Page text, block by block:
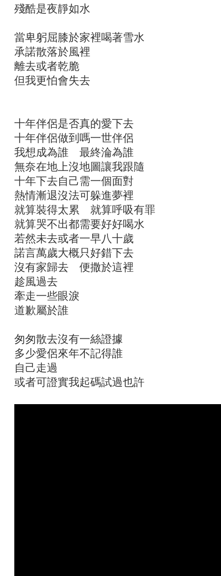
殘酷是夜靜如水
當卑躬屈膝於家裡喝著雪水
承諾散落於風裡
離去或者乾脆
但我更怕會失去
十年伴侶是否真的愛下去
十年伴侶做到嗎一世伴侶
我想成為誰 最終淪為誰
無奈在地上沒地圖讓我跟隨
十年下去自己需一個面對
熱情漸退沒法可躲進夢裡
就算裝得太累 就算呼吸有罪
就算哭不出都需要好好喝水
若然未去或者一早八十歲
諾言萬歲大概只好錯下去
沒有家歸去 便撒於這裡
趁風過去
牽走一些眼淚
道歉屬於誰
匆匆散去沒有一絲證據
多少愛侶來年不記得誰
自己走過
或者可證實我起碼試過也許